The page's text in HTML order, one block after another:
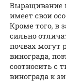
Выращивание
имеет свои
Кроме того, в
сильно
почвах могут
винограда,
соотносить с
винограда к